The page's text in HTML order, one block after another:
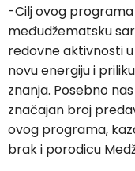
-Cilj ovog
međudžematsku
redovne aktivnosti
novu energiju i
znanja. Posebno
značajan broj
ovog programa,
brak i porodicu